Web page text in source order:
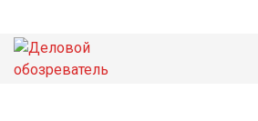
НОВОСТИ